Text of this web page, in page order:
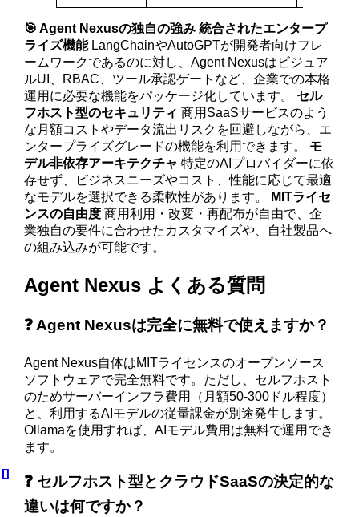
🎯 Agent Nexusの独自の強み 統合されたエンタープ
ライズ機能LangChainやAutoGPTが開発者向けフレ
ームワークであるのに対し、Agent Nexusはビジュア
ルUI、RBAC、ツール承認ゲートなど、企業での本格
運用に必要な機能をパッケージ化しています。 セル
フホスト型のセキュリティ 商用SaaSサービスのよう
な月額コストやデータ流出リスクを回避しながら、エ
ンタープライズグレードの機能を利用できます。 モ
デル非依存アーキテクチャ 特定のAIプロバイダーに依
存せず、ビジネスニーズやコスト、性能に応じて最適
なモデルを選択できる柔軟性があります。
MITライセ
ンスの自由度 商用利用・改変・再配布が自由で、企
業独自の要件に合わせたカスタマイズや、自社製品へ
の組み込みが可能です。
Agent Nexus よくある質問
❓ Agent Nexusは完全に無料で使えますか？
Agent Nexus自体はMITライセンスのオープンソース
ソフトウェアで完全無料です。ただし、セルフホスト
のためサーバーインフラ費用（月額50-300ドル程度）
と、利用するAIモデルの従量課金が別途発生します。
Ollamaを使用すれば、AIモデル費用は無料で運用でき
ます。
❓ セルフホスト型とクラウドSaaSの決定的な
違いは何ですか？